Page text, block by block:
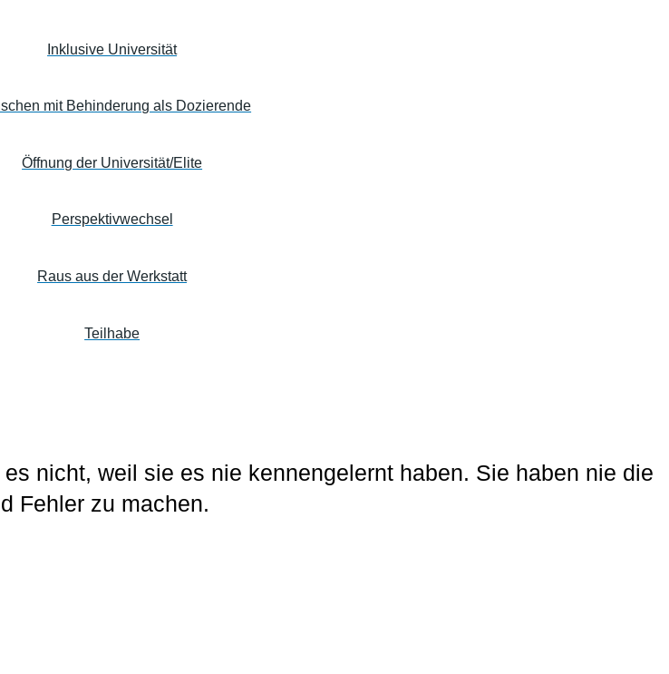
Inklusive Universität
mit Behinderung als Dozierende
Öffnung der Universität/Elite
Perspektivwechsel
Raus aus der Werkstatt
Teilhabe
nicht, weil sie es nie kennengelernt haben. Sie haben nie die
Fehler zu machen.